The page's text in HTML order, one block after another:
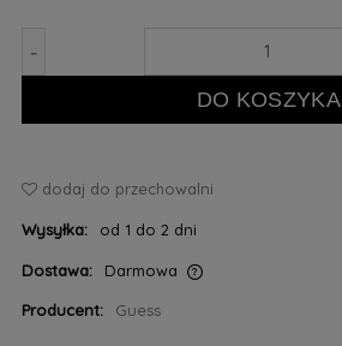
-
DO KOSZYKA
dodaj do przechowalni
Wysyłka: od 1 do 2 dni
Dostawa:
Darmowa
Producent:
Guess